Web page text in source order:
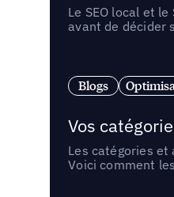
Le SEO local et
avant de décider
Blogs
Vos
Les catégories
Voici comment